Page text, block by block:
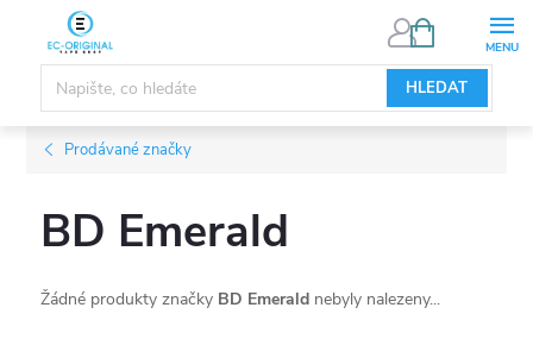
obsah
HLEDAT
NÁKUPNÍ
Prodávané značky
BD Emerald
Žádné produkty značky BD Emerald nebyly nalezeny...